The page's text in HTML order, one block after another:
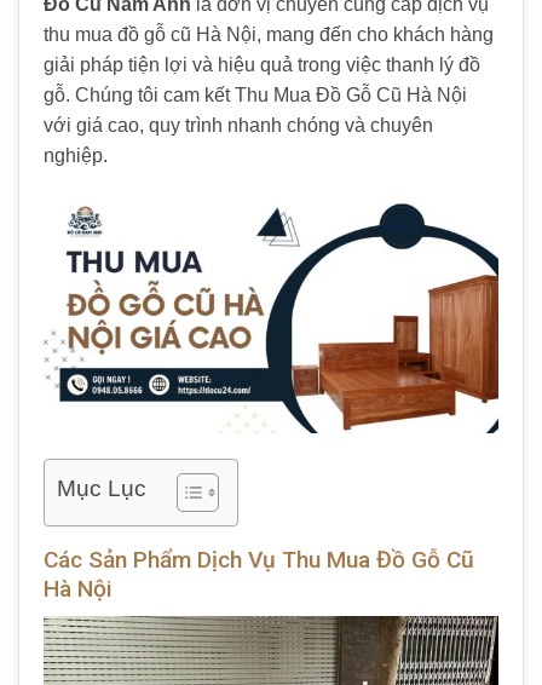
thu mua đồ gỗ cũ Hà Nội, mang đến cho khách hàng
giải pháp tiện lợi và hiệu quả trong việc thanh lý đồ
gỗ. Chúng tôi cam kết Thu Mua Đồ Gỗ Cũ Hà Nội
với giá cao, quy trình nhanh chóng và chuyên
nghiệp.
Mục Lục
Các Sản Phẩm Dịch Vụ Thu Mua Đồ Gỗ Cũ
Hà Nội